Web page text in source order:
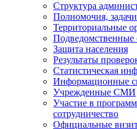
Структура
Полномочия,
Территориальные
Подведомственные
Защита населения
Результаты
Статистическая
Информационные
Учрежденные СМИ
Участие в
сотрудничество
Официальные